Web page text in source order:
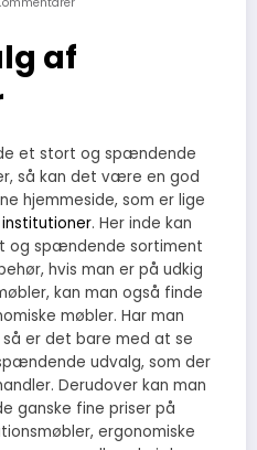
af
et stort og spændende
så kan det være en god
hjemmeside, som er lige
. Her inde kan
og spændende sortiment
hvis man er på udkig
kan man også finde
møbler. Har man
er det bare med at se
udvalg, som der
Derudover kan man
ganske fine priser på
ergonomiske